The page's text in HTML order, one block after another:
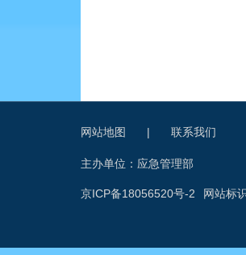
网站地图 | 联系我们
主办单位：应急管理部
网站标
京ICP备18056520号-2